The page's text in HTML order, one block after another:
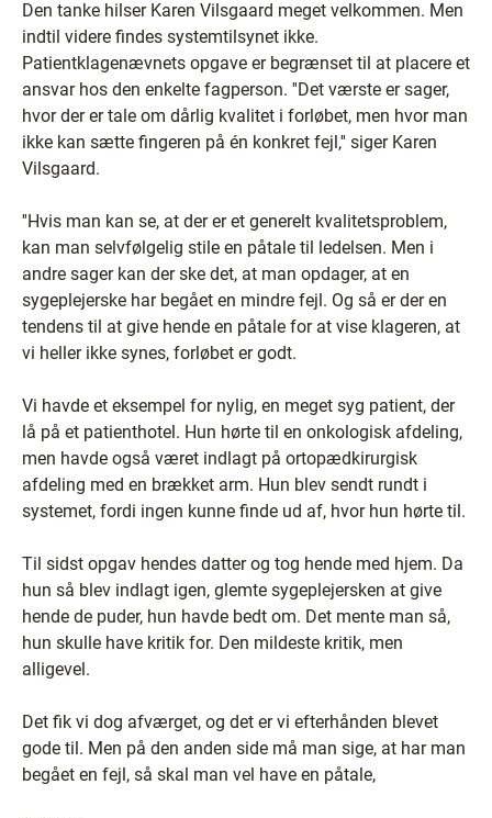
Den tanke hilser Karen Vilsgaard meget velkommen. Men
indtil videre findes systemtilsynet ikke.
Patientklagenævnets opgave er begrænset til at placere et
ansvar hos den enkelte fagperson. ''Det værste er sager,
hvor der er tale om dårlig kvalitet i forløbet, men hvor man
ikke kan sætte fingeren på én konkret fejl,'' siger Karen
Vilsgaard.
''Hvis man kan se, at der er et generelt kvalitetsproblem,
kan man selvfølgelig stile en påtale til ledelsen. Men i
andre sager kan der ske det, at man opdager, at en
sygeplejerske har begået en mindre fejl. Og så er der en
tendens til at give hende en påtale for at vise klageren, at
vi heller ikke synes, forløbet er godt.
Vi havde et eksempel for nylig, en meget syg patient, der
lå på et patienthotel. Hun hørte til en onkologisk afdeling,
men havde også været indlagt på ortopædkirurgisk
afdeling med en brækket arm. Hun blev sendt rundt i
systemet, fordi ingen kunne finde ud af, hvor hun hørte til.
Til sidst opgav hendes datter og tog hende med hjem. Da
hun så blev indlagt igen, glemte sygeplejersken at give
hende de puder, hun havde bedt om. Det mente man så,
hun skulle have kritik for. Den mildeste kritik, men
alligevel.
Det fik vi dog afværget, og det er vi efterhånden blevet
gode til. Men på den anden side må man sige, at har man
begået en fejl, så skal man vel have en påtale,